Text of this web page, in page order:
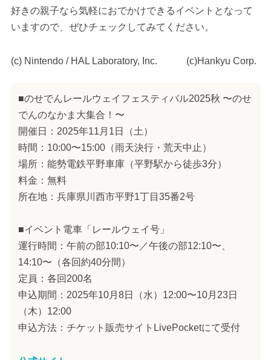
好きの親子なら気軽におでかけできるイベントとなって
いますので、ぜひチェックしてみてください。
(c) Nintendo / HAL Laboratory, Inc. (c)Hankyu Corp.
■のせでんレールウェイフェスティバル2025秋 〜のせ
でんのなかま大集合！〜
開催日：2025年11月1日（土）
時間：10:00〜15:00（雨天決行・荒天中止）
場所：能勢電鉄平野車庫（平野駅から徒歩3分）
料金：無料
所在地：兵庫県川西市平野1丁目35番2号
■イベント電車「レールウェイ号」
運行時間：午前の部10:10〜／午後の部12:10〜、
14:10〜（各回約40分間）
定員：各回200名
申込期間：2025年10月8日（水）12:00〜10月23日
（木）12:00
申込方法：チケット販売サイトLivePocketにて受付